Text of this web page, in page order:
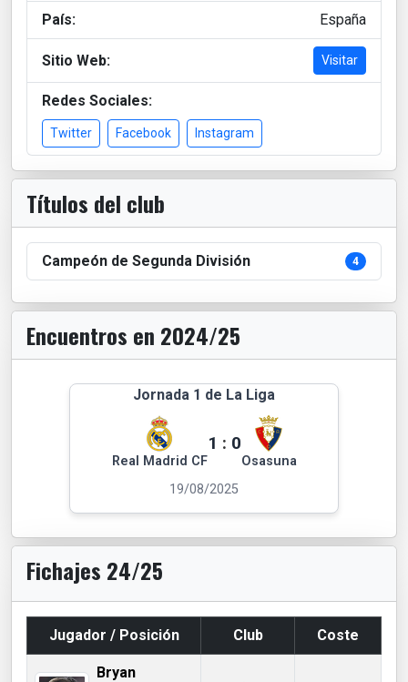
País: España
Sitio Web: Visitar
Redes Sociales:
Twitter Facebook Instagram
Títulos del club
Campeón de Segunda División 4
Encuentros en 2024/25
Jornada 1 de La Liga
Real Madrid CF
1 : 0
Osasuna
19/08/2025
Fichajes 24/25
Jugador / Posición Club Coste
Bryan